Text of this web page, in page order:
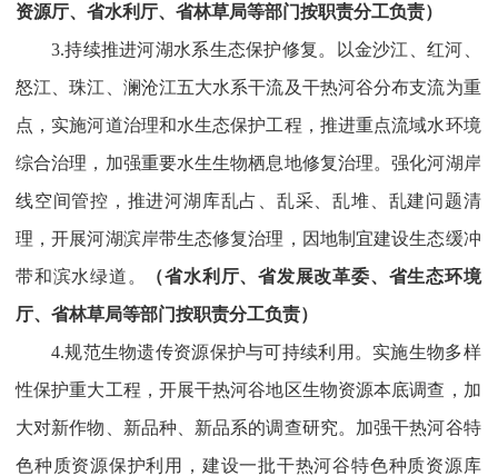
资源厅、省水利厅、省林草局等部门按职责分工负责）
3.持续推进河湖水系生态保护修复。以金沙江、红河、
怒江、珠江、澜沧江五大水系干流及干热河谷分布支流为重
点，实施河道治理和水生态保护工程，推进重点流域水环境
综合治理，加强重要水生生物栖息地修复治理。强化河湖岸
线空间管控，推进河湖库乱占、乱采、乱堆、乱建问题清
理，开展河湖滨岸带生态修复治理，因地制宜建设生态缓冲
带和滨水绿道。
（省水利厅、省发展改革委、省生态环境
厅、省林草局等部门按职责分工负责）
4.规范生物遗传资源保护与可持续利用。实施生物多样
性保护重大工程，开展干热河谷地区生物资源本底调查，加
大对新作物、新品种、新品系的调查研究。加强干热河谷特
色种质资源保护利用，建设一批干热河谷特色种质资源库